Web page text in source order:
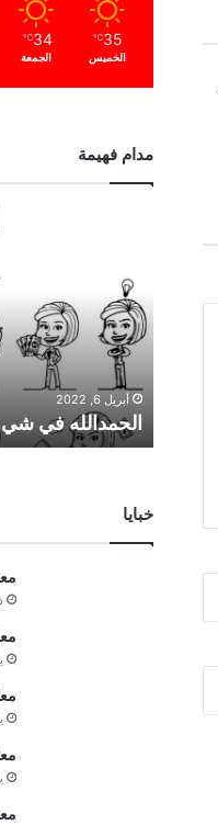
35
℃
الخميس
34
℃
الجمعة
مدام فهيمة
د
ي
ع
ا
أبريل 6, 2022
الحمدالله في
خبايا